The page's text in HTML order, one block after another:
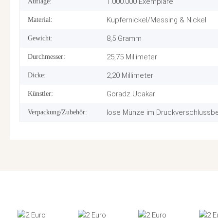
Material: Kupfernickel/Messing & Nickel
Gewicht: 8,5 Gramm
Durchmesser: 25,75 Millimeter
Dicke: 2,20 Millimeter
Künstler: Goradz Ucakar
Verpackung/Zubehör: lose Münze im